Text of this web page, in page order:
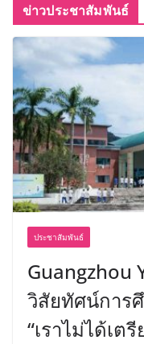
ข่าวประชาสัมพันธ์
ประชาสัมพันธ์
Guangzhou
วิสัยทัศน์การ
“เราไม่ได้เต